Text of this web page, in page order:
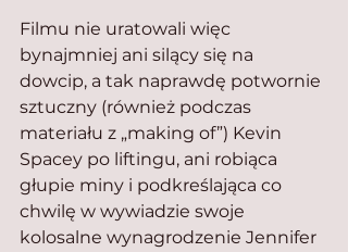
Filmu nie uratowali więc
bynajmniej ani silący się na
dowcip, a tak naprawdę potwornie
sztuczny (również podczas
materiału z „making of”) Kevin
Spacey po liftingu, ani robiąca
głupie miny i podkreślająca co
chwilę w wywiadzie swoje
kolosalne wynagrodzenie Jennifer